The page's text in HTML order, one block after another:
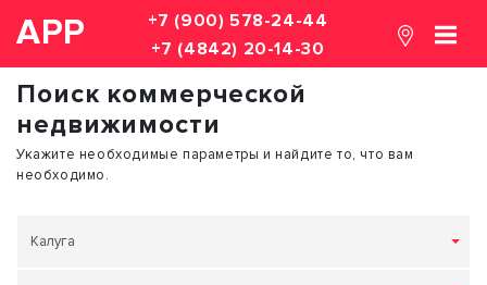
АРР
+7 (900) 578-24-44
+7 (4842) 20-14-30
Поиск коммерческой
недвижимости
Укажите необходимые параметры и найдите то, что вам
необходимо.
Калуга